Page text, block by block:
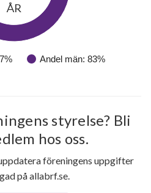
Andel män: 83%
ÅR
styrelse? Bli
hos oss.
föreningens uppgifter
på allabrf.se.